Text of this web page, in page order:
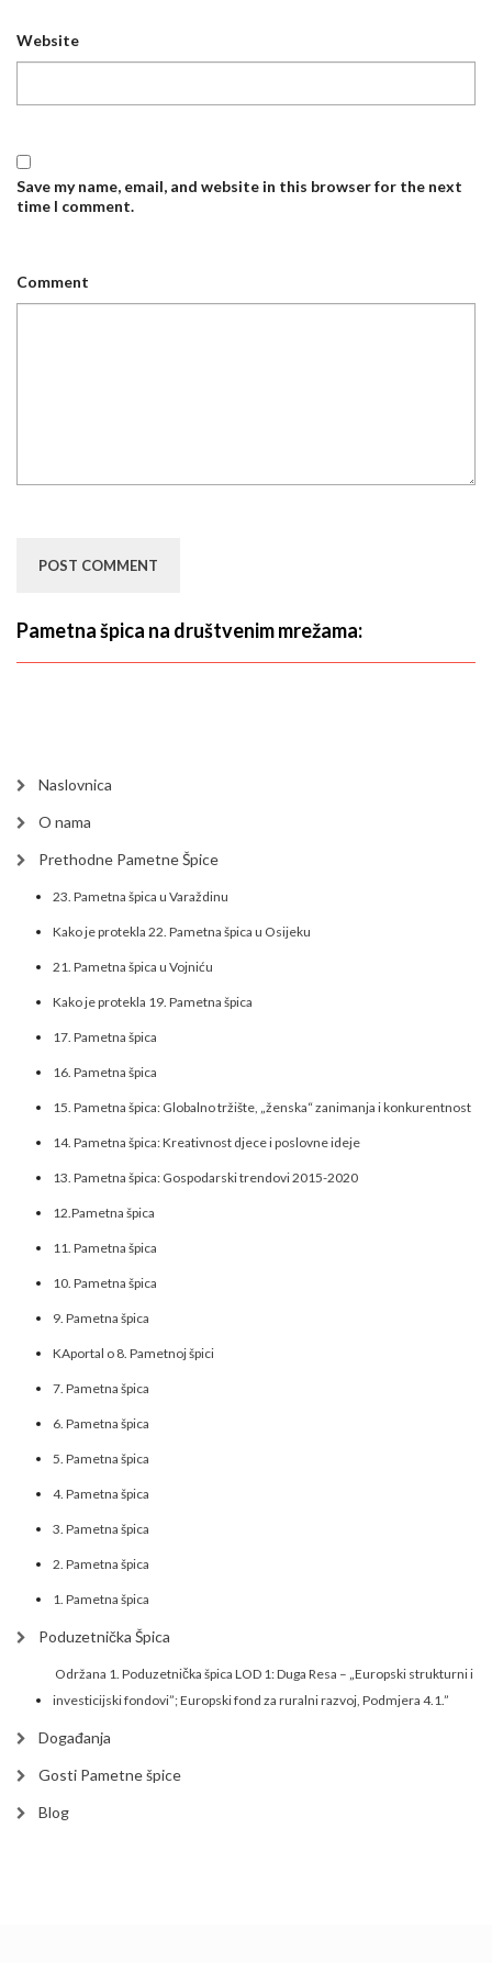
Website
Save my name, email, and website in this browser for the next
time I comment.
Comment
Pametna špica na društvenim mrežama:
Naslovnica
O nama
Prethodne Pametne Špice
23. Pametna špica u Varaždinu
Kako je protekla 22. Pametna špica u Osijeku
21. Pametna špica u Vojniću
Kako je protekla 19. Pametna špica
17. Pametna špica
16. Pametna špica
15. Pametna špica: Globalno tržište, „ženska“ zanimanja i konkurentnost
14. Pametna špica: Kreativnost djece i poslovne ideje
13. Pametna špica: Gospodarski trendovi 2015-2020
12.Pametna špica
11. Pametna špica
10. Pametna špica
9. Pametna špica
KAportal o 8. Pametnoj špici
7. Pametna špica
6. Pametna špica
5. Pametna špica
4. Pametna špica
3. Pametna špica
2. Pametna špica
1. Pametna špica
Poduzetnička Špica
Održana 1. Poduzetnička špica LOD 1: Duga Resa – „Europski strukturni i
investicijski fondovi”; Europski fond za ruralni razvoj, Podmjera 4.1.”
Događanja
Gosti Pametne špice
Blog